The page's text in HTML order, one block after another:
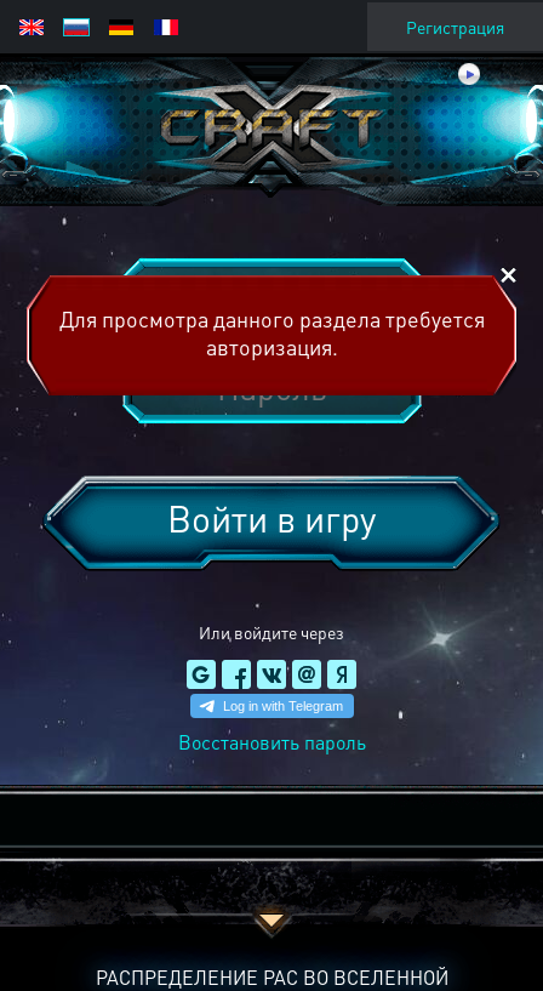
Регистрация
Или войдите через
Войти в игру
Восстановить пароль
Для просмотра данного раздела требуется
авторизация.
РАСПРЕДЕЛЕНИЕ РАС ВО ВСЕЛЕННОЙ